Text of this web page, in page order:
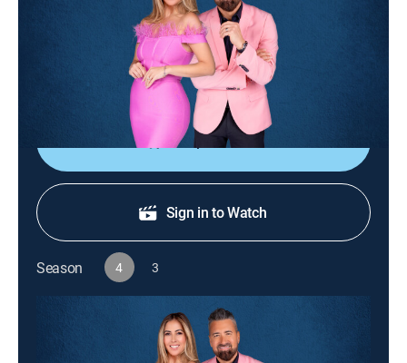
Entertainment, Variety, Competition reality
Una serie de panelistas destacados del mundo de la
prensa de espectáculos participan en un reality entre
ellos mientras se desarrolla el programa.
Shop DIRECTV
Sign in to Watch
Season 4 3